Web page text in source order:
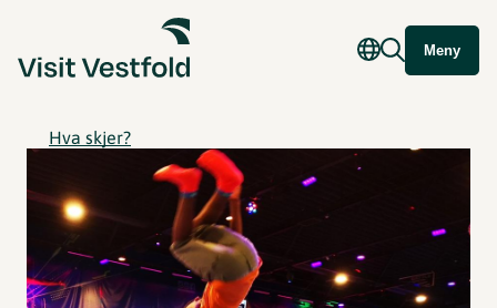
Meny
Hva skjer?